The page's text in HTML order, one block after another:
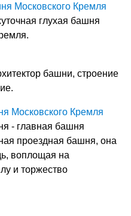
Московского Кремля
глухая башня
башни, строение
Московского Кремля
- главная башня
проездная башня, она
воплощая на
и торжество